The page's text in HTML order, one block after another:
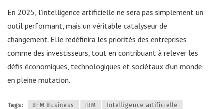
En 2025, l’intelligence artificielle ne sera pas simplement un
outil performant, mais un véritable catalyseur de
changement. Elle redéfinira les priorités des entreprises
comme des investisseurs, tout en contribuant à relever les
défis économiques, technologiques et sociétaux d’un monde
en pleine mutation.
Tags: BFM Business IBM
Intelligence artificielle